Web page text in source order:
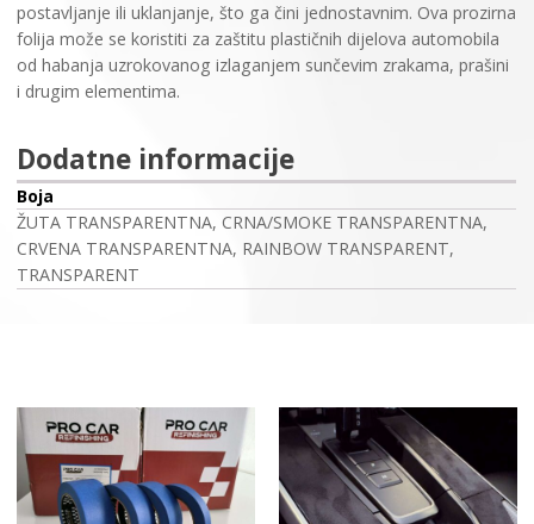
postavljanje ili uklanjanje, što ga čini jednostavnim. Ova prozirna
folija može se koristiti za zaštitu plastičnih dijelova automobila
od habanja uzrokovanog izlaganjem sunčevim zrakama, prašini
i drugim elementima.
Dodatne informacije
Boja
ŽUTA TRANSPARENTNA, CRNA/SMOKE TRANSPARENTNA,
CRVENA TRANSPARENTNA, RAINBOW TRANSPARENT,
TRANSPARENT